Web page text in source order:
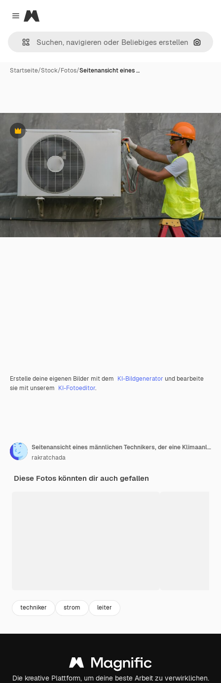
Close menu
Magnific
Nach
Startseite/Stock/Fotos/Seitenansicht eines …
Premium
Erstelle deine eigenen Bilder mit dem KI-Bildgenerator und bearbeite
sie mit unserem KI-Fotoeditor.
Seitenansicht eines männlichen Technikers, der eine Klimaanlage an der Wand repariert
rakratchada
Diese Fotos könnten dir auch gefallen
techniker strom leiter
Die kreative Plattform, um deine beste Arbeit zu verwirklichen.